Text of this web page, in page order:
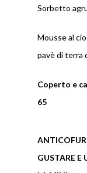
Sorbetto
Mousse al
pavè di terra
Coperto e
65
GUSTARE E